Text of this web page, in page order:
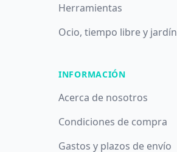
Herramientas
Ocio, tiempo libre y jardín
INFORMACIÓN
Acerca de nosotros
Condiciones de compra
Gastos y plazos de envío